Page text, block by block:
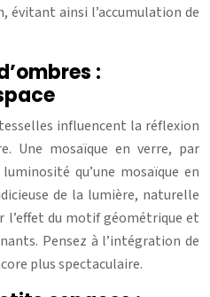
évitant ainsi l’accumulation de
:
influencent la réflexion
Une mosaïque en verre, par
qu’une mosaïque en
de la lumière, naturelle
du motif géométrique et
Pensez à l’intégration de
plus spectaculaire.